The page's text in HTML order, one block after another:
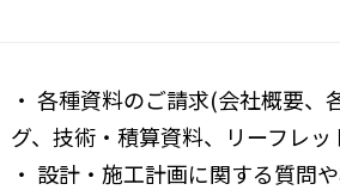
・ 各種資料のご請求(会社概要、
グ、技術・積算資料、リーフレッ
・ 設計・施工計画に関する質問